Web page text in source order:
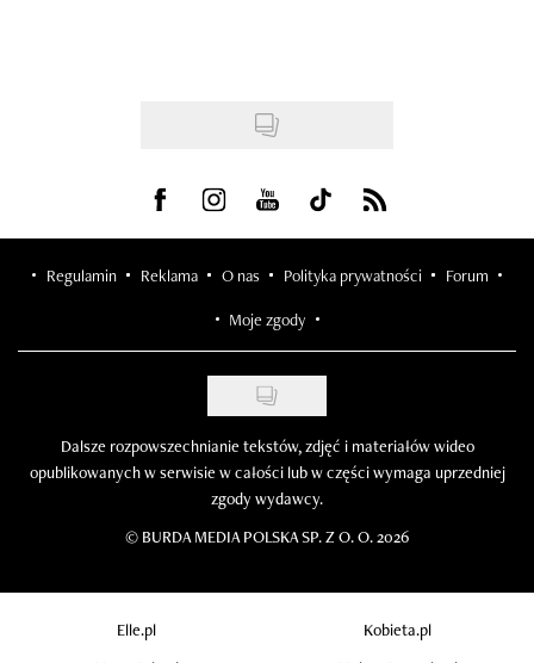
Visit us on Facebook
Visit us on Instagram
Visit us on Youtube
Visit us on Tiktok
Visit us on Rss
Regulamin Reklama O nas Polityka prywatności Forum
Moje zgody
Dalsze rozpowszechnianie tekstów, zdjęć i materiałów wideo
opublikowanych w serwisie w całości lub w części wymaga uprzedniej
zgody wydawcy.
© BURDA MEDIA POLSKA SP. Z O. O. 2026
Elle.pl
Kobieta.pl